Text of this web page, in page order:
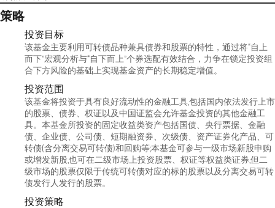
策略
投资目标
该基金主要利用可转债品种兼具债券和股票的特性，通过将“自上
而下”宏观分析与“自下而上”个券选配有效结合，力争在锁定投资组
合下方风险的基础上实现基金资产的长期稳定增值。
投资范围
该基金将投资于具有良好流动性的金融工具,包括国内依法发行上市
的股票、债券、权证以及中国证监会允许基金投资的其他金融工
具。本基金所投资的固定收益类资产包括国债、央行票据、金融
债、企业债、公司债、短期融资券、次级债、资产证券化产品、可
转债(含分离交易可转债)和回购等;本基金可参与一级市场新股申购
或增发新股,也可在二级市场上投资股票、权证等权益类证券,但二
级市场的股票仅限于传统可转债对应的标的股票以及分离交易可转
债发行人发行的股票。
投资策略